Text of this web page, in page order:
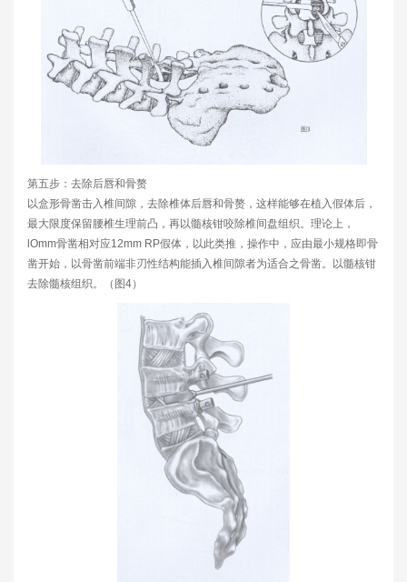
第五步：去除后唇和骨赘
以盒形骨凿击入椎间隙，去除椎体后唇和骨赘，这样能够在植入假体后，
最大限度保留腰椎生理前凸，再以髓核钳咬除椎间盘组织。理论上，
lOmm骨凿相对应12mm RP假体，以此类推，操作中，应由最小规格即骨
凿开始，以骨凿前端非刃性结构能插入椎间隙者为适合之骨凿。以髓核钳
去除髓核组织。（图4）